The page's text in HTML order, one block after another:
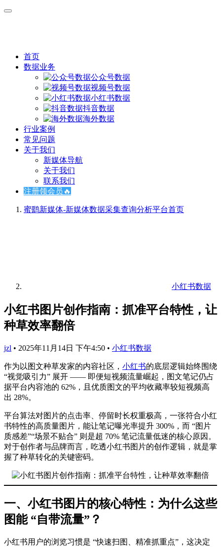
首页
数据业务
公众号数据
视频号数据
小红书数据
抖音数据
海外数据
行业案例
常见问题
关于我们
新媒体导航
关于我们
联系我们
注册领会员🔥
蜜鹞新媒体-新媒体数据采集查询分析平台首页
小红书数据
小红书图片创作指南：抓准平台特性，让
种草效率翻倍
jzl • 2025年11月14日 下午4:50 • 小红书数据
作为以图文种草发家的内容社区， 小红书的底层逻辑始终围绕
“视觉吸引力” 展开 —— 即便短视频流量崛起，图文笔记仍占
据平台内容池的 62%，且优质图文的平均收藏率较短视频高
出 28%。
平台算法对图片的点击率、停留时长权重极高，一张符合小红
书特性的高质量图片，能让笔记曝光率提升 300%，而 “图片
质感差”“场景不贴合” 则是超 70% 笔记流量低迷的核心原因。
对于创作者与品牌而言，吃透小红书图片的创作逻辑，就是掌
握了种草转化的关键密码。
一、小红书图片的核心特性：为什么这些
图能 “自带流量”？
小红书用户的浏览习惯是 “快速扫图、精准抓重点”，这决定